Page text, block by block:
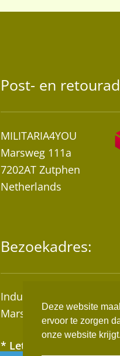
Post- en
MILITARIA4YOU
Marsweg 111a
7202AT Zutphen
Netherlands
Bezoekadres:
Industrieterrein “De
Marsweg 111A, 7202AT
* Let op! Wij zijn geen
Deze website
ervoor te zorgen
onze website krijgt.